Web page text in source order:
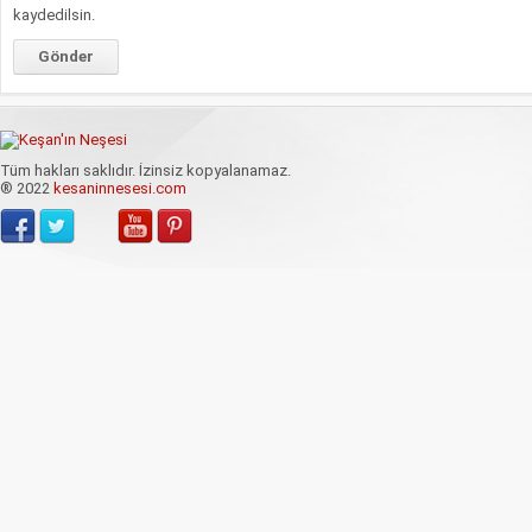
kaydedilsin.
Tüm hakları saklıdır. İzinsiz kopyalanamaz.
® 2022 kesaninnesesi.com